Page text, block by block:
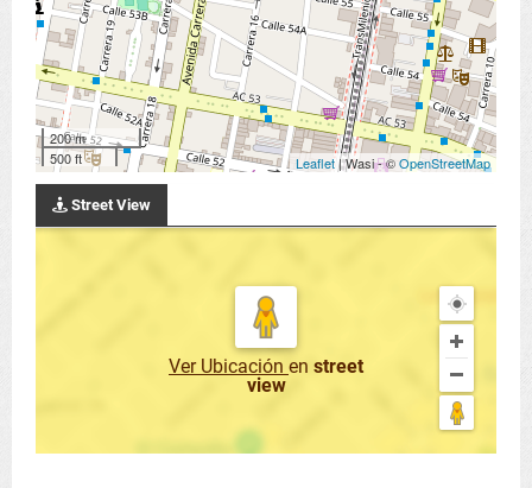
200 m
500 ft
Leaflet| Wasi - ©OpenStreetMap
Street View
Ver Ubicación en street
view